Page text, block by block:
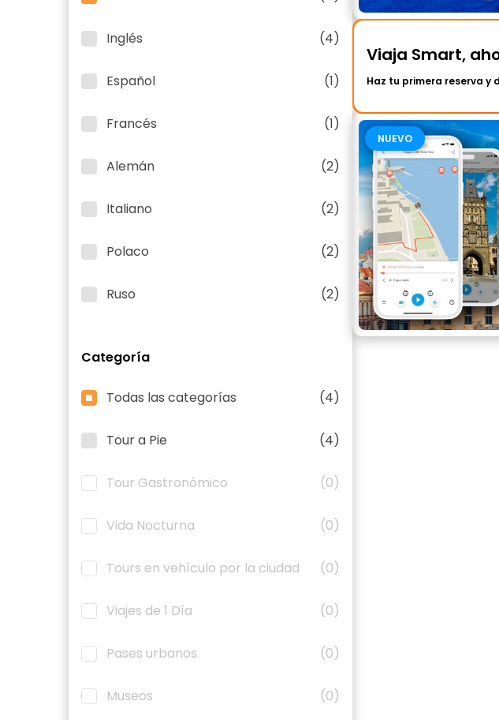
Inglés (4)
Español (1)
Francés (1)
Alemán (2)
Italiano (2)
Polaco (2)
Ruso (2)
Categoría
Todas las categorías (4)
Tour a Pie (4)
Tour Gastronómico (0)
Vida Nocturna (0)
Tours en vehículo por la ciudad (0)
Viajes de 1 Día (0)
Pases urbanos (0)
Museos (0)
Viaja Smart,
Haz tu primera reserva
NUEVO